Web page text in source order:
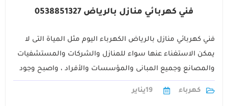
فني كهربائي منازل بالرياض 0538851327
فني كهربائي منازل بالرياض الكهرباء اليوم مثل المياة التى لا
يمكن الاستغناء عنها سواء للمنازل والشركات والمستشفيات
والمصانع وجميع المبانى والمؤسسات والأفراد ، واصبح وجود
اى عطل بها مشكلة تحتاج1
كهرباء
19يناير